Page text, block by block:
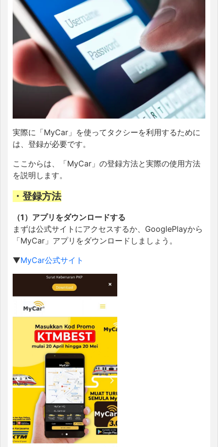
実際に「MyCar」を使ってタクシーを利用するために
は、登録が必要です。
ここからは、「MyCar」の登録方法と実際の使用方法
を説明します。
・登録方法
（1）アプリをダウンロードする
まずは公式サイトにアクセスするか、GooglePlayから
「MyCar」アプリをダウンロードしましょう。
▼MyCar公式サイト